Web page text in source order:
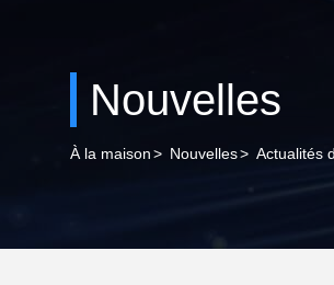
Nouvelles
À la maison> Nouvelles> Actualités